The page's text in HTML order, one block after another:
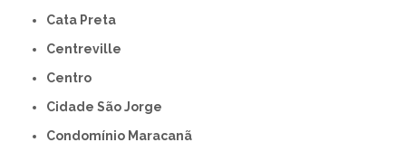
Cata Preta
Centreville
Centro
Cidade São Jorge
Condomínio Maracanã